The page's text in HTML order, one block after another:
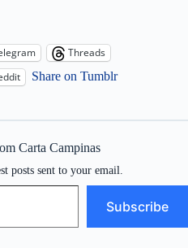
Threads
Share on Tumblr
Carta Campinas
posts sent to your email.
Subscribe